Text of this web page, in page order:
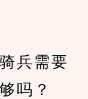
兵需要
吗？